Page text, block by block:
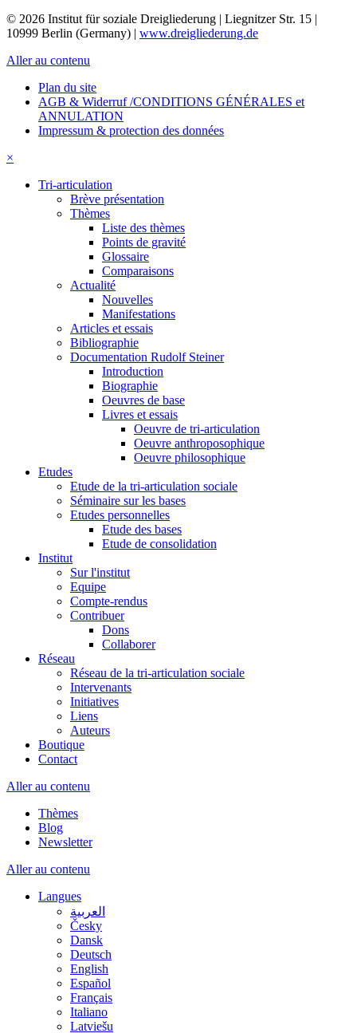
© 2026 Institut für soziale Dreigliederung | Liegnitzer Str. 15 |
10999 Berlin (Germany) | www.dreigliederung.de
Aller au contenu
Plan du site
AGB & Widerruf /CONDITIONS GÉNÉRALES et
ANNULATION
Impressum & protection des données
×
Tri-articulation
Brève présentation
Thèmes
Liste des thèmes
Points de gravité
Glossaire
Comparaisons
Actualité
Nouvelles
Manifestations
Articles et essais
Bibliographie
Documentation Rudolf Steiner
Introduction
Biographie
Oeuvres de base
Livres et essais
Oeuvre de tri-articulation
Oeuvre anthroposophique
Oeuvre philosophique
Etudes
Etude de la tri-articulation sociale
Séminaire sur les bases
Etudes personnelles
Etude des bases
Etude de consolidation
Institut
Sur l'institut
Equipe
Compte-rendus
Contribuer
Dons
Collaborer
Réseau
Réseau de la tri-articulation sociale
Intervenants
Initiatives
Liens
Auteurs
Boutique
Contact
Aller au contenu
Thèmes
Blog
Newsletter
Aller au contenu
Langues
العربية
Česky
Dansk
Deutsch
English
Español
Français
Italiano
Latviešu